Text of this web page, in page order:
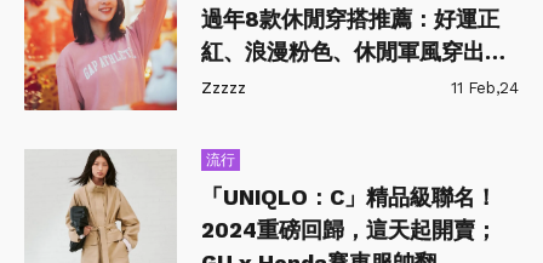
過年8款休閒穿搭推薦：好運正
紅、浪漫粉色、休閒軍風穿出好
運迎新年
Zzzzz 11 Feb,24
流行
「UNIQLO：C」精品級聯名！
2024重磅回歸，這天起開賣；